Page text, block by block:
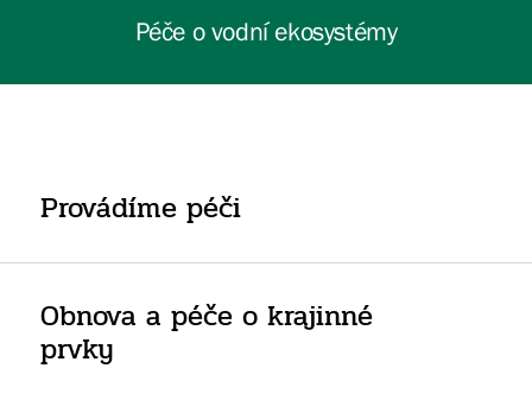
Péče o vodní ekosystémy
Provádíme péči
Obnova a péče o krajinné
prvky